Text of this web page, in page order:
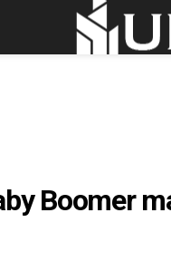
Boomer